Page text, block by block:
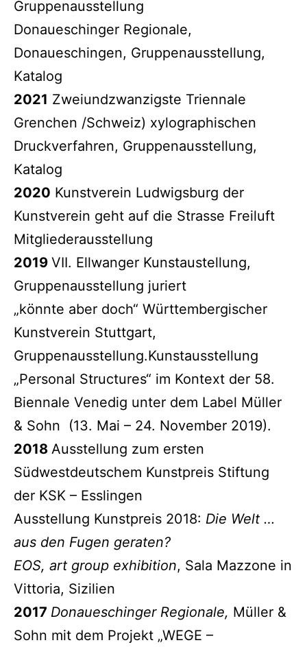
Gruppenausstellung
Donaueschinger Regionale,
Donaueschingen, Gruppenausstellung,
Katalog
2021 Zweiundzwanzigste Triennale
Grenchen /Schweiz) xylographischen
Druckverfahren, Gruppenausstellung,
Katalog
2020 Kunstverein Ludwigsburg der
Kunstverein geht auf die Strasse Freiluft
Mitgliederausstellung
2019 VII. Ellwanger Kunstaustellung,
Gruppenausstellung juriert
„könnte aber doch“ Württembergischer
Kunstverein Stuttgart,
Gruppenausstellung.Kunstausstellung
„Personal Structures“ im Kontext der 58.
Biennale Venedig unter dem Label Müller
& Sohn (13. Mai – 24. November 2019).
2018 Ausstellung zum ersten
Südwestdeutschem Kunstpreis Stiftung
der KSK – Esslingen
Ausstellung Kunstpreis 2018: Die Welt …
aus den Fugen geraten?
EOS, art group exhibition, Sala Mazzone in
Vittoria, Sizilien
2017 Donaueschinger Regionale, Müller &
Sohn mit dem Projekt „WEGE –